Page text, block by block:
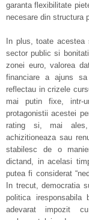
garanta flexibilitate
necesare din structura
In plus, toate
sector public si
zonei euro, valorea
financiare a ajuns
reflectau in crizele
mai putin fixe, intr-
protagonistii acestei
rating si, mai ales,
achizitioneaza sau
stabilesc de o
dictand, in acelasi
putea fi considerat
In trecut, democratia
politica iresponsabila
adevarat impozit